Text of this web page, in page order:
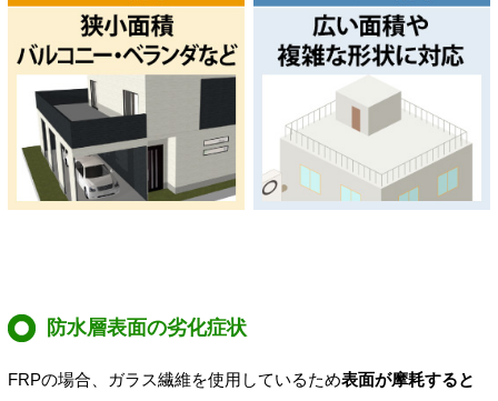
防水層表面の劣化症状
FRPの場合、ガラス繊維を使用しているため表面が摩耗すると